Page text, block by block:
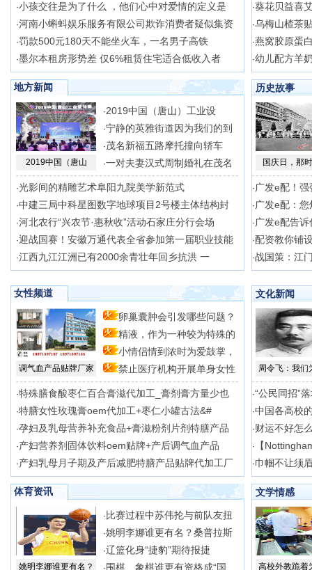
·小孩交往是为了什么 ，他们心中对爱情的定义是
·河南小蝌蚪娱乐服务有限公司欺诈消费者疑似集资
·罚款500元180天不能坐火车，一名男子高铁
·墨尔本租房形势差 仅6%租赁住宅适合低收入者
·葵花贝益喜
·乌梅山楂茶
·燕窝胶原蛋
·幼儿配方羊
地方新闻
2019中国（唐山
·2019中国（唐山）工业设
·宁静的英雅街道因为我们的到
·茂名新福五路摩托撞向轿车
·一对夫妻汉式周制婚礼在茂名
·光影间的精雕艺术阜阳九院美学新范式
·中建三局中科星图数字地球项目2号楼主体结构封
·河北农行“兴农节·惠秋收”活动石家庄分行会场
·迎战国赛！安徽万通代表全省参加第一届职业技能
·江西九江江洲已有2000余青壮年回乡抗洪 一
历史故事
国庆日，那
· 广发e配！
· 广发e配：
· 广发e配告
·配资教你铺
·战国策：江
女性频道
调气血产品贴牌厂家
卵巢囊肿会引发哪些问题？
自 精液，作为一种较为特殊的
体 小情侣情到浓时为爱鼓掌，
时 禁止医疗机构开展单身女性
冻
·特殊膳食酸枣仁百合膏滋代加工_膏剂膏方量少也
·特膳女性玫瑰膏oem代加工+枣仁小罐古法&#
·孕妇及乳母营养补充食品+膏滋粉剂片剂特膳产品
·产妇营养剂固体饮料oem贴牌+产后调气血产品
·产妇乳母月子期及产后减肥特膳产品贴牌代加工厂
文化新闻
周令飞：我们
·“公民同招”
·中国各高校
·财运不好怎
· 【
·巾帼不让须
体育资讯
姚明李娜谁更有名？
· 比赛过程中苏伟抡与前队友扭
·姚明李娜谁更有名？桑普拉斯
·辽篮化身“捷豹”期待报捷
· 围棋、象棋谁更有资格成“国
文学情感
高校外教跪着